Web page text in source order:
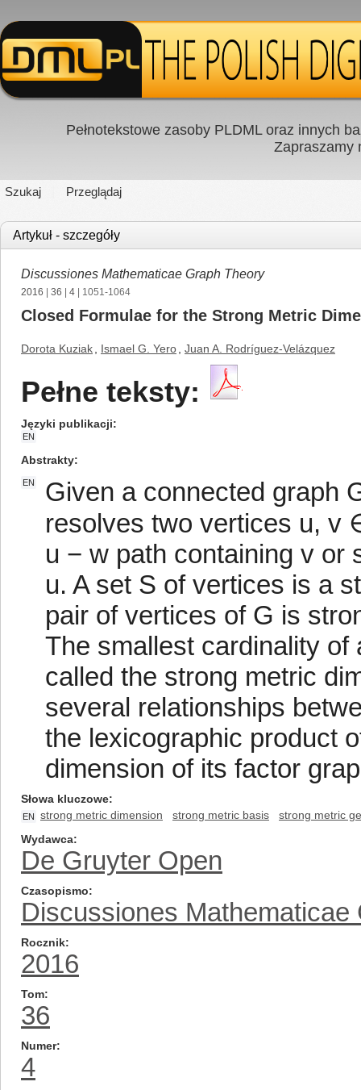
Pełnotekstowe zasoby PLDML oraz innych
Zapraszamy
Szukaj Przeglądaj
Artykuł - szczegóły
Discussiones Mathematicae Graph Theory
2016 36 4 | 1051-1064
Closed Formulae for the Strong Metric
Dorota Kuziak Ismael G. Yero Juan A. Rodríguez-Velázquez
Pełne teksty:
Języki publikacji
EN
Abstrakty
EN
Given a connected graph
resolves two vertices u, v
u − w path containing v or
u. A set S of vertices is a
pair of vertices of G is
The smallest cardinality
called the strong metric
several relationships
the lexicographic product
dimension of its factor
Słowa kluczowe
EN strong metric dimension strong metric basis
strong metric
Wydawca
De Gruyter Open
Czasopismo
Discussiones Mathematicae
Rocznik
2016
Tom
36
Numer
4